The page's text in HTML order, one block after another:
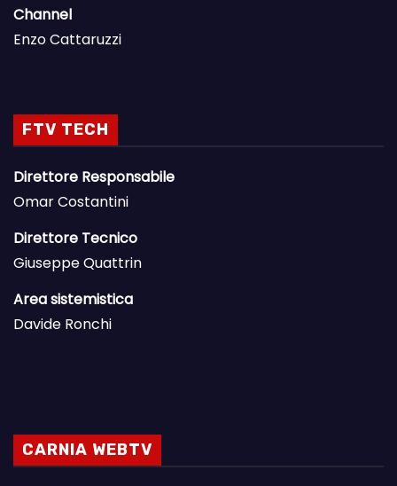
Channel
Enzo Cattaruzzi
FTV TECH
Direttore Responsabile
Omar Costantini
Direttore Tecnico
Giuseppe Quattrin
Area sistemistica
Davide Ronchi
CARNIA WEBTV